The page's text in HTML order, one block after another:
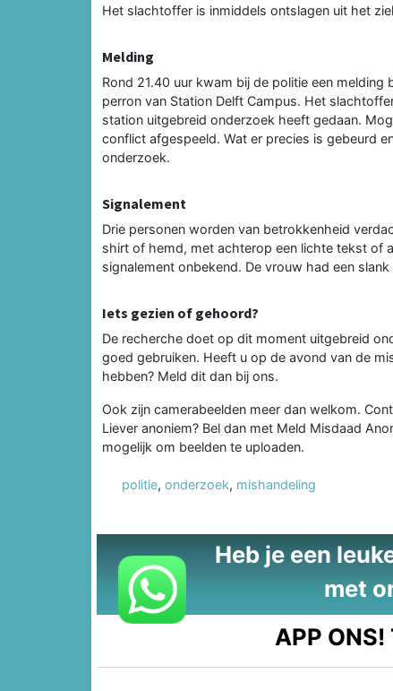
Het slachtoffer is inmiddels ontslagen uit het
Melding
Rond 21.40 uur kwam bij de politie een
perron van Station Delft Campus. Het
station uitgebreid onderzoek heeft gedaan.
conflict afgespeeld. Wat er precies is gebeurd
onderzoek.
Signalement
Drie personen worden van betrokkenheid
shirt of hemd, met achterop een lichte tekst of
signalement onbekend. De vrouw had een
Iets gezien of gehoord?
De recherche doet op dit moment uitgebreid
goed gebruiken. Heeft u op de avond van de
hebben? Meld dit dan bij ons.
Ook zijn camerabeelden meer dan welkom.
Liever anoniem? Bel dan met Meld Misdaad
mogelijk om beelden te uploaden.
politie, onderzoek, mishandeling
Heb je een
met
APP ONS!